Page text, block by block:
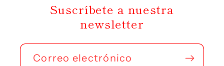
Suscríbete a nuestra
newsletter
Correo electrónico